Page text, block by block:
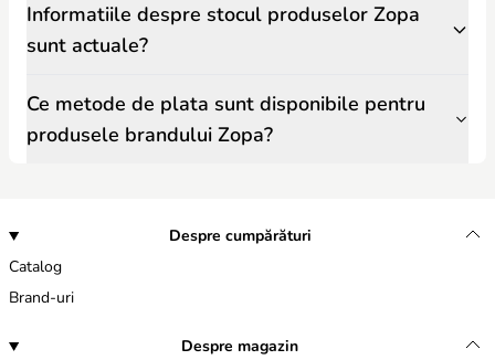
Informatiile despre stocul produselor Zopa
sunt actuale?
Ce metode de plata sunt disponibile pentru
produsele brandului Zopa?
Despre cumpărături
Catalog
Brand-uri
Despre magazin